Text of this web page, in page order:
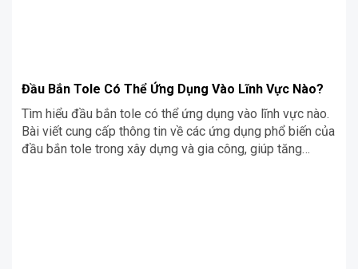
Đầu Bắn Tole Có Thể Ứng Dụng Vào Lĩnh Vực Nào?
Tìm hiểu đầu bắn tole có thể ứng dụng vào lĩnh vực nào.
Bài viết cung cấp thông tin về các ứng dụng phổ biến của
đầu bắn tole trong xây dựng và gia công, giúp tăng